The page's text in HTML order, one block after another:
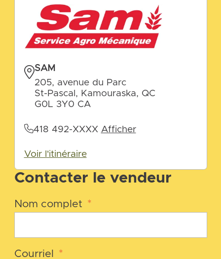
Contacter le vendeur
Nom complet *
Courriel *
SAM
205, avenue du Parc
St-Pascal, Kamouraska, QC
G0L 3Y0 CA
418 492-XXXX Afficher
Voir l'itinéraire